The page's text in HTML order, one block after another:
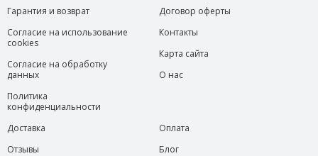
Гарантия и возврат
Согласие на использование
cookies
Согласие на обработку
данных
Политика
конфиденциальности
Договор оферты
Контакты
Карта сайта
О нас
Доставка
Отзывы
Оплата
Блог